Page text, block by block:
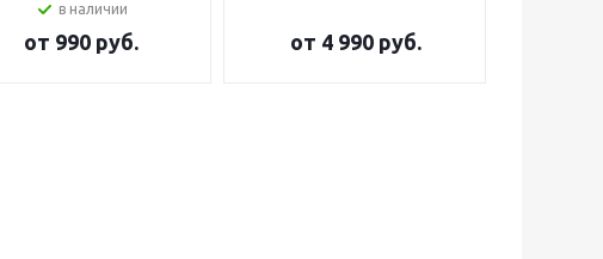
в наличии
от 990 руб. от 4 990 руб.